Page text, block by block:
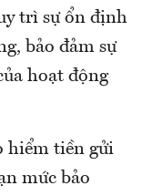
trì sự ổn định
bảo đảm sự
hoạt động
hiểm tiền gửi
mức bảo